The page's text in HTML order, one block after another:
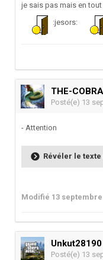
je sais pas mais en tout
:jesors:
THE-
Posté(e) 13
- Attention
Révéler le texte
Modifié 13 septembre
Unkut28190
Posté(e) 13